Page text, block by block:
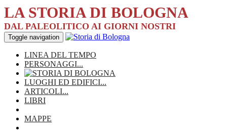
LA STORIA DI BOLOGNA
DAL PALEOLITICO AI GIORNI NOSTRI
Toggle navigation
LINEA DEL TEMPO
PERSONAGGI...
LUOGHI ED EDIFICI...
ARTICOLI...
LIBRI
MAPPE